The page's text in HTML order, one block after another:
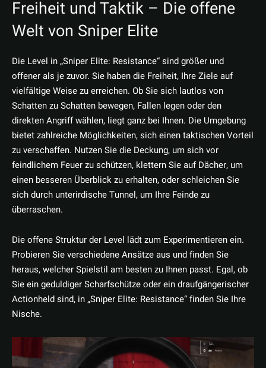
Freiheit und Taktik – Die offene
Welt von Sniper Elite
Die Level in „Sniper Elite: Resistance“ sind größer und
offener als je zuvor. Sie haben die Freiheit, Ihre Ziele auf
vielfältige Weise zu erreichen. Ob Sie sich lautlos von
Schatten zu Schatten bewegen, Fallen legen oder den
direkten Angriff wählen, liegt ganz bei Ihnen. Die Umgebung
bietet zahlreiche Möglichkeiten, sich einen taktischen Vorteil
zu verschaffen. Nutzen Sie die Deckung, um sich vor
feindlichem Feuer zu schützen, klettern Sie auf Dächer, um
einen besseren Überblick zu erhalten, oder schleichen Sie
sich durch unterirdische Tunnel, um Ihre Feinde zu
überraschen.
Die offene Struktur der Level lädt zum Experimentieren ein.
Probieren Sie verschiedene Ansätze aus und finden Sie
heraus, welcher Spielstil am besten zu Ihnen passt. Egal, ob
Sie ein geduldiger Scharfschütze oder ein draufgängerischer
Actionheld sind, in „Sniper Elite: Resistance“ finden Sie Ihre
Nische.